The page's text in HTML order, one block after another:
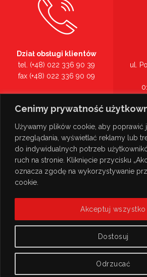
Cenimy prywatność
Używamy plików cookie, aby poprawić
przeglądania, wyświetlać reklamy lub
do indywidualnych potrzeb
ruch na stronie. Kliknięcie przycisku
oznacza zgodę na wykorzystywanie
cookie.
Dostosuj
Odrzucać
Akceptuj wszystko
Dział obsługi klientów
tel. (+48) 022 336 90 39
fax (+48) 022 336 90 09
tel. (+48) 022 336 90 00
ul.
© Copyright 2026